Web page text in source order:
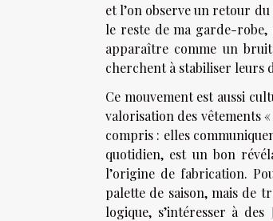
et l’on observe un retour
le reste de ma garde-robe,
apparaître comme un
cherchent à stabiliser leurs
Ce mouvement est aussi
valorisation des vêtements
compris : elles
quotidien, est un bon
l’origine de fabrication.
palette de saison, mais de
logique, s’intéresser à des